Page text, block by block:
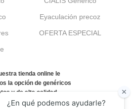
Eyaculación precoz
OFERTA ESPECIAL
tienda online le
la opción de genéricos
y de alta calidad.